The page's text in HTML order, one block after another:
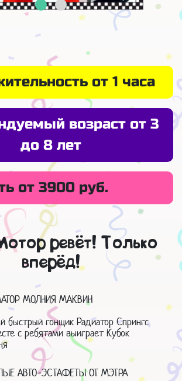
от 1 часа
возраст от 3
до 8 лет
от 3900 руб.
ревёт! Только
вперёд!
МОЛНИЯ МАКВИН
быстрый гонщик Радиатор Спрингс
с ребятами выиграет Кубок
АВТО-ЭСТАФЕТЫ ОТ МЭТРА